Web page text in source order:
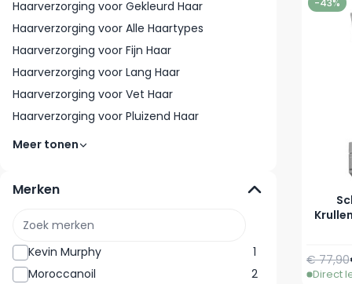
Haarverzorging voor Gekleurd Haar
Haarverzorging voor Alle Haartypes
Haarverzorging voor Fijn Haar
Haarverzorging voor Lang Haar
Haarverzorging voor Vet Haar
Haarverzorging voor Pluizend Haar
Meer tonen
Merken
Kevin Murphy
1
Moroccanoil
2
€ 77,90
Direct